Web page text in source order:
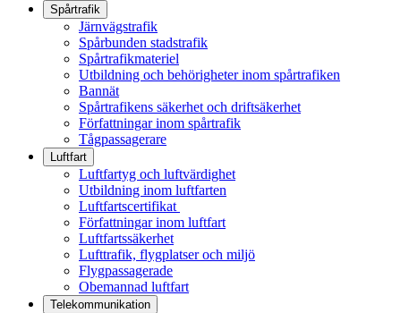
Spårtrafik
Järnvägstrafik
Spårbunden stadstrafik
Spårtrafikmateriel
Utbildning och behörigheter inom spårtrafiken
Bannät
Spårtrafikens säkerhet och driftsäkerhet
Författningar inom spårtrafik
Tågpassagerare
Luftfart
Luftfartyg och luftvärdighet
Utbildning inom luftfarten
Luftfartscertifikat
Författningar inom luftfart
Luftfartssäkerhet
Lufttrafik, flygplatser och miljö
Flygpassagerade
Obemannad luftfart
Telekommunikation